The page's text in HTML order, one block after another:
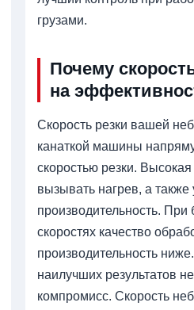
грузами.
Почему
на
Скорость резки вашей
канаткой машины
скоростью резки.
вызывать нагрев, а также
производительность.
скоростях качество
производительность
наилучших результатов
компромисс. Скорость